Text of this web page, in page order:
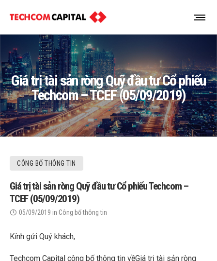
Giá trị tài sản ròng Quỹ đầu tư Cổ phiếu
Techcom – TCEF (05/09/2019)
CÔNG BỐ THÔNG TIN
Giá trị tài sản ròng Quỹ đầu tư Cổ phiếu Techcom –
TCEF (05/09/2019)
05/09/2019 in Công bố thông tin
Kính gửi Quý khách,
Techcom Capital công bố thông tin vềGiá trị tài sản ròng